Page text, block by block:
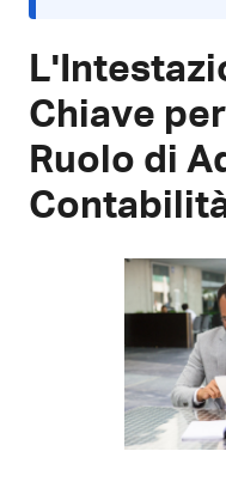
Chiave
Ruolo di